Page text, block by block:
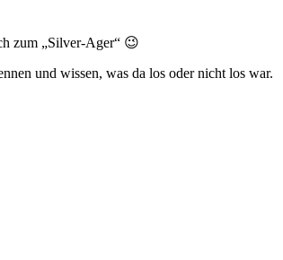
zum „Silver-Ager“ 😉
und wissen, was da los oder nicht los war.